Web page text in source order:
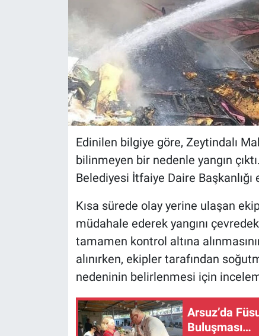
Edinilen bilgiye göre, Zeytindalı
bilinmeyen bir nedenle yangın
Belediyesi İtfaiye Daire
Kısa sürede olay yerine ulaşan
müdahale ederek yangını
tamamen kontrol altına
alınırken, ekipler tarafından
nedeninin belirlenmesi için
Arsuz’da
Buluşması…